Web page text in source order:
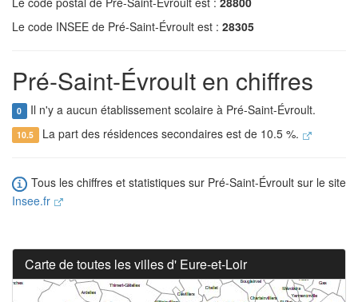
Le code INSEE de Pré-Saint-Évroult est : 28305
Pré-Saint-Évroult en chiffres
0 Il n'y a aucun établissement scolaire à Pré-Saint-Évroult.
10.5 La part des résidences secondaires est de 10.5 %.
Tous les chiffres et statistiques sur Pré-Saint-Évroult sur le site
Insee.fr
Carte de toutes les villes d' Eure-et-Loir